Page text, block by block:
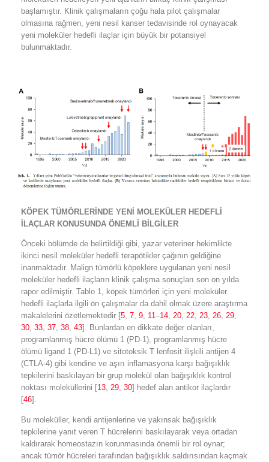
başlamıştır. Klinik çalışmaların çoğu hala pilot çalışmalar
olmasına rağmen, yeni nesil kanser tedavisinde rol oynayacak
yeni moleküler hedefli ilaçlar için büyük bir potansiyel
bulunmaktadır.
KÖPEK TÜMÖRLERİNDE YENİ MOLEKÜLER HEDEFLİ
İLAÇLAR KONUSUNDA ÖNEMLİ BİLGİLER
Önceki bölümde de belirtildiği gibi, yazar veteriner hekimlikte
ikinci nesil moleküler hedefli terapötikler çağının geldiğine
inanmaktadır. Malign tümörlü köpeklere uygulanan yeni nesil
moleküler hedefli ilaçların klinik çalışma sonuçları son on yılda
rapor edilmiştir. Tablo 1, köpek tümörleri için yeni moleküler
hedefli ilaçlarla ilgili ön çalışmalar da dahil olmak üzere araştırma
makalelerini özetlemektedir [5, 7, 9, 11–14, 20, 22, 23, 26, 29,
30, 33, 37, 38, 43]. Bunlardan en dikkate değer olanları,
programlanmış hücre ölümü 1 (PD-1), programlanmış hücre
ölümü ligand 1 (PD-L1) ve sitotoksik T lenfosit ilişkili antijen 4
(CTLA-4) gibi kendine ve aşırı inflamasyona karşı bağışıklık
tepkilerini baskılayan bir grup molekül olan bağışıklık kontrol
noktası moleküllerini [13, 29, 30] hedef alan antikor ilaçlardır
[46].
Bu moleküller, kendi antijenlerine ve yakınsak bağışıklık
tepkilerine yanıt veren T hücrelerini baskılayarak veya ortadan
kaldırarak homeostazın korunmasında önemli bir rol oynar;
ancak tümör hücreleri tarafından bağışıklık saldırısından kaçmak